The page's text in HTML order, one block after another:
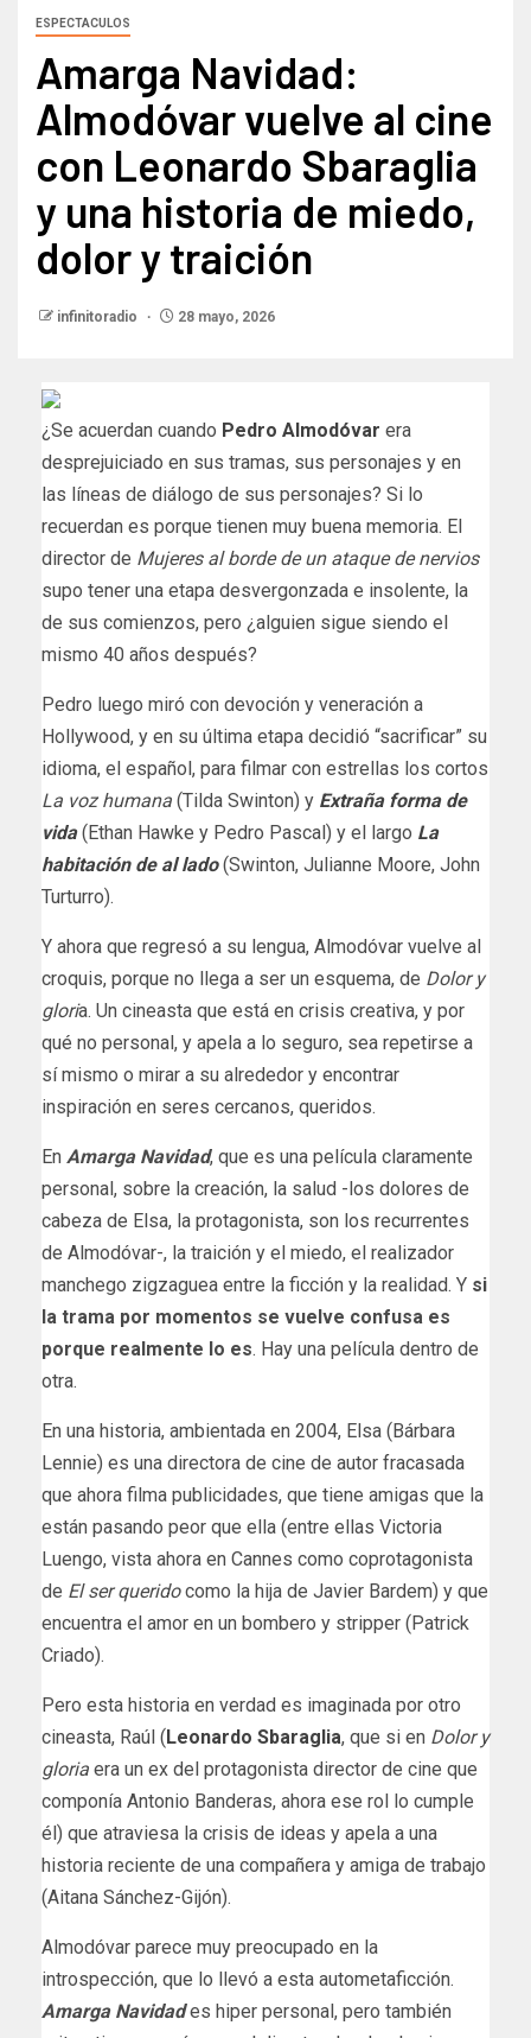
ESPECTACULOS
Amarga Navidad:
Almodóvar vuelve al cine
con Leonardo Sbaraglia
y una historia de miedo,
dolor y traición
infinitoradio 28 mayo, 2026
¿Se acuerdan cuando Pedro Almodóvar era
desprejuiciado en sus tramas, sus personajes y en
las líneas de diálogo de sus personajes? Si lo
recuerdan es porque tienen muy buena memoria. El
director de Mujeres al borde de un ataque de nervios
supo tener una etapa desvergonzada e insolente, la
de sus comienzos, pero ¿alguien sigue siendo el
mismo 40 años después?
Pedro luego miró con devoción y veneración a
Hollywood, y en su última etapa decidió “sacrificar” su
idioma, el español, para filmar con estrellas los cortos
La voz humana (Tilda Swinton) y Extraña forma de
vida(Ethan Hawke y Pedro Pascal) y el largo La
habitación de al lado(Swinton, Julianne Moore, John
Turturro).
Y ahora que regresó a su lengua, Almodóvar vuelve al
croquis, porque no llega a ser un esquema, de Dolor y
gloria. Un cineasta que está en crisis creativa, y por
qué no personal, y apela a lo seguro, sea repetirse a
sí mismo o mirar a su alrededor y encontrar
inspiración en seres cercanos, queridos.
En Amarga Navidad, que es una película claramente
personal, sobre la creación, la salud -los dolores de
cabeza de Elsa, la protagonista, son los recurrentes
de Almodóvar-, la traición y el miedo, el realizador
manchego zigzaguea entre la ficción y la realidad. Y si
la trama por momentos se vuelve confusa es
porque realmente lo es. Hay una película dentro de
otra.
En una historia, ambientada en 2004, Elsa (Bárbara
Lennie) es una directora de cine de autor fracasada
que ahora filma publicidades, que tiene amigas que la
están pasando peor que ella (entre ellas Victoria
Luengo, vista ahora en Cannes como coprotagonista
de El ser queridocomo la hija de Javier Bardem) y que
encuentra el amor en un bombero y stripper (Patrick
Criado).
Pero esta historia en verdad es imaginada por otro
cineasta, Raúl (Leonardo Sbaraglia, que si en Dolor y
gloria era un ex del protagonista director de cine que
componía Antonio Banderas, ahora ese rol lo cumple
él) que atraviesa la crisis de ideas y apela a una
historia reciente de una compañera y amiga de trabajo
(Aitana Sánchez-Gijón).
Almodóvar parece muy preocupado en la
introspección, que lo llevó a esta autometaficción.
Amarga Navidades hiper personal, pero también